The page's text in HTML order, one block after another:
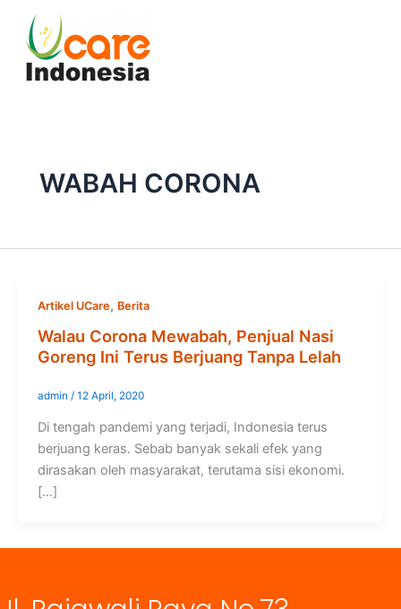
content
WABAH CORONA
Artikel UCare, Berita
Walau Corona Mewabah, Penjual Nasi
Goreng Ini Terus Berjuang Tanpa Lelah
admin / 12 April, 2020
Di tengah pandemi yang terjadi, Indonesia terus
berjuang keras. Sebab banyak sekali efek yang
dirasakan oleh masyarakat, terutama sisi ekonomi.
[…]